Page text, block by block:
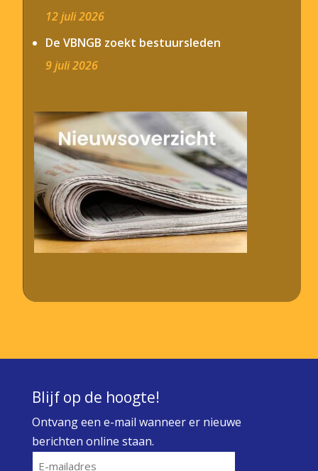
12 juli 2026
De VBNGB zoekt bestuursleden
9 juli 2026
Blijf op de hoogte!
Ontvang een e-mail wanneer er nieuwe
berichten online staan.
E-